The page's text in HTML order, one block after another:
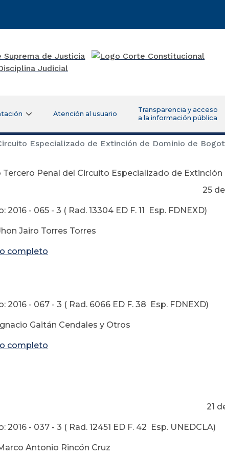
Atención al usuario
Transparencia y acceso
a la información pública
Especializado de Extinción de Dominio de
Tercero Penal del Circuito Especializado de
de Octubre
2016 - 065 - 3 ( Rad. 13304 ED F. 11 Esp. FDNEXD)
Jairo Torres Torres
completo
2016 - 067 - 3 ( Rad. 6066 ED F. 38 Esp. FDNEXD)
Gaitán Cendales y Otros
completo
de Octubre
2016 - 037 - 3 ( Rad. 12451 ED F. 42 Esp. UNEDCLA)
Antonio Rincón Cruz